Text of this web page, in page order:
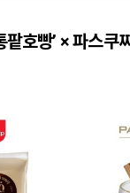
호빵’ × 파스쿠